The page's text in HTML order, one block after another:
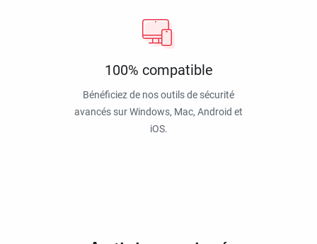
100% compatible
Bénéficiez de nos outils de sécurité
avancés sur Windows, Mac, Android et
iOS.